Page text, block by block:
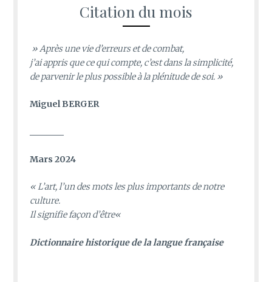
Citation du mois
» Après une vie d’erreurs et de combat,
j’ai appris que ce qui compte, c’est dans la simplicité,
de parvenir le plus possible à la plénitude de soi. »
Miguel BERGER
Mars 2024
«L’art, l’un des mots les plus importants de notre
culture.
Il signifie façon d’être«
Dictionnaire historique de la langue française